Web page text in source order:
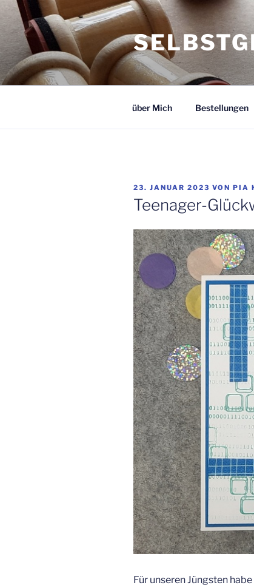
Zum
Inhalt
springen
über Mich Bestellungen
VERÖFFENTLICHT
AM
23. JANUAR 2023 VON PIA
Teenager-
Für unseren Jüngsten